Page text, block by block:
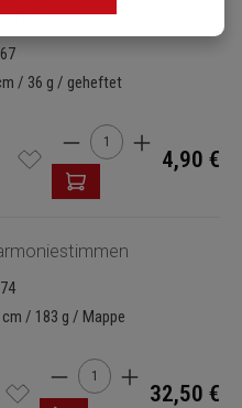
/ 36 g / geheftet
Produkt Anzahl: Gib
4,90 €
/ 183 g / Mappe
Produkt Anzahl: Gib
32,50 €